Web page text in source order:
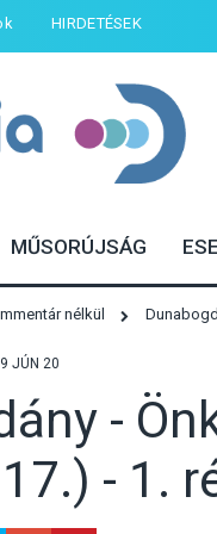
HIRDETÉSEK
MŰSORÚJSÁG
nélkül
JÚN 20
-
- 1.